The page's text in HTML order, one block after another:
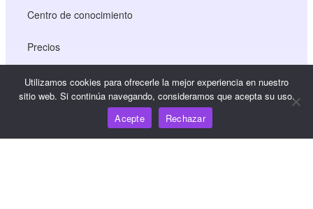
Centro de conocimiento
Precios
Para obtener ayuda y asistencia, envíe un correo
electrónico a support@wooshpay.com
Para oportunidades de asociación, envíe un correo
Utilizamos cookies para ofrecerle la mejor experiencia en nuestro
sitio web. Si continúa navegando, consideramos que acepta su uso.
Acepte
Rechazar